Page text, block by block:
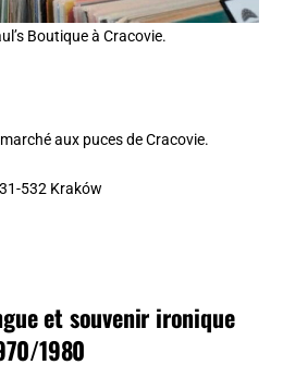
Boutique à Cracovie.
aux puces de Cracovie.
532 Kraków
et souvenir ironique
1980